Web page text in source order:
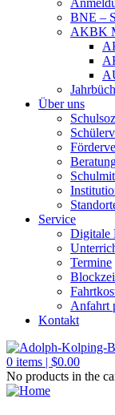
BNE –
AKBK
Über uns
Service
Digitale
Termine
Anfahrt
Kontakt
0 items | $0.00
No products in the